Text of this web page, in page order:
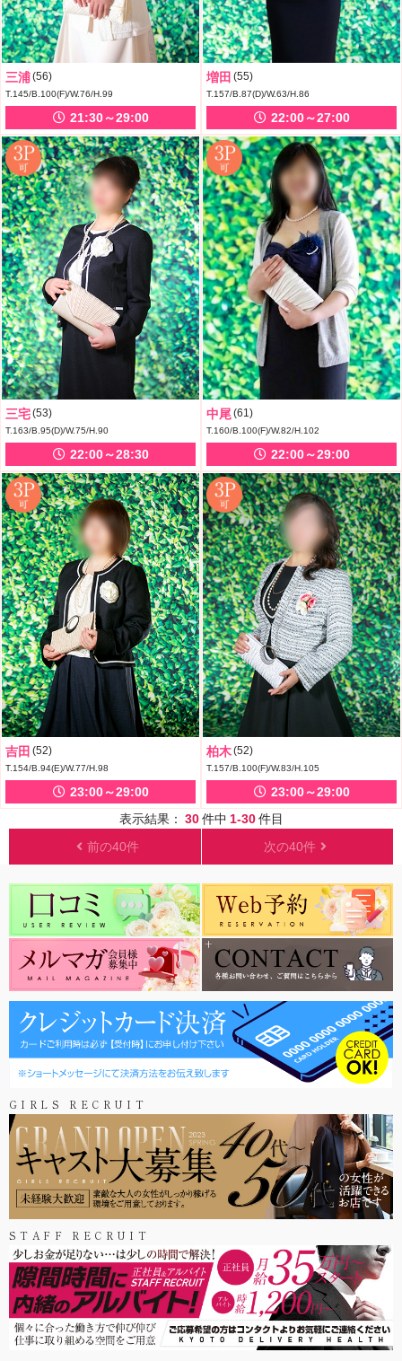
三浦(56)
T.145/B.100(F)/W.76/H.99
21:30～29:00
増田 (55)
T.157/B.87(D)/W.63/H.86
22:00～27:00
三宅(53)
T.163/B.95(D)/W.75/H.90
22:00～28:30
中尾(61)
T.160/B.100(F)/W.82/H.102
22:00～29:00
吉田 (52)
T.154/B.94(E)/W.77/H.98
23:00～29:00
柏木(52)
T.157/B.100(F)/W.83/H.105
23:00～29:00
表示結果： 30 件中 1-30 件目
前の40件
次の40件
GIRLS RECRUIT
STAFF RECRUIT